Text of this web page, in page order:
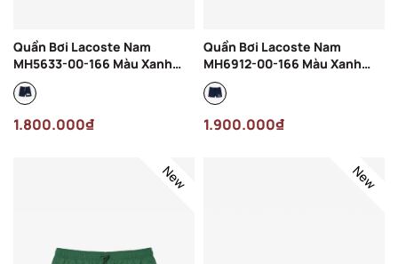
Quần Bơi Lacoste Nam
MH5633-00-166 Màu Xanh
Navy
1.800.000₫
Quần Bơi Lacoste Nam
MH6912-00-166 Màu Xanh
Navy
1.900.000₫
New New